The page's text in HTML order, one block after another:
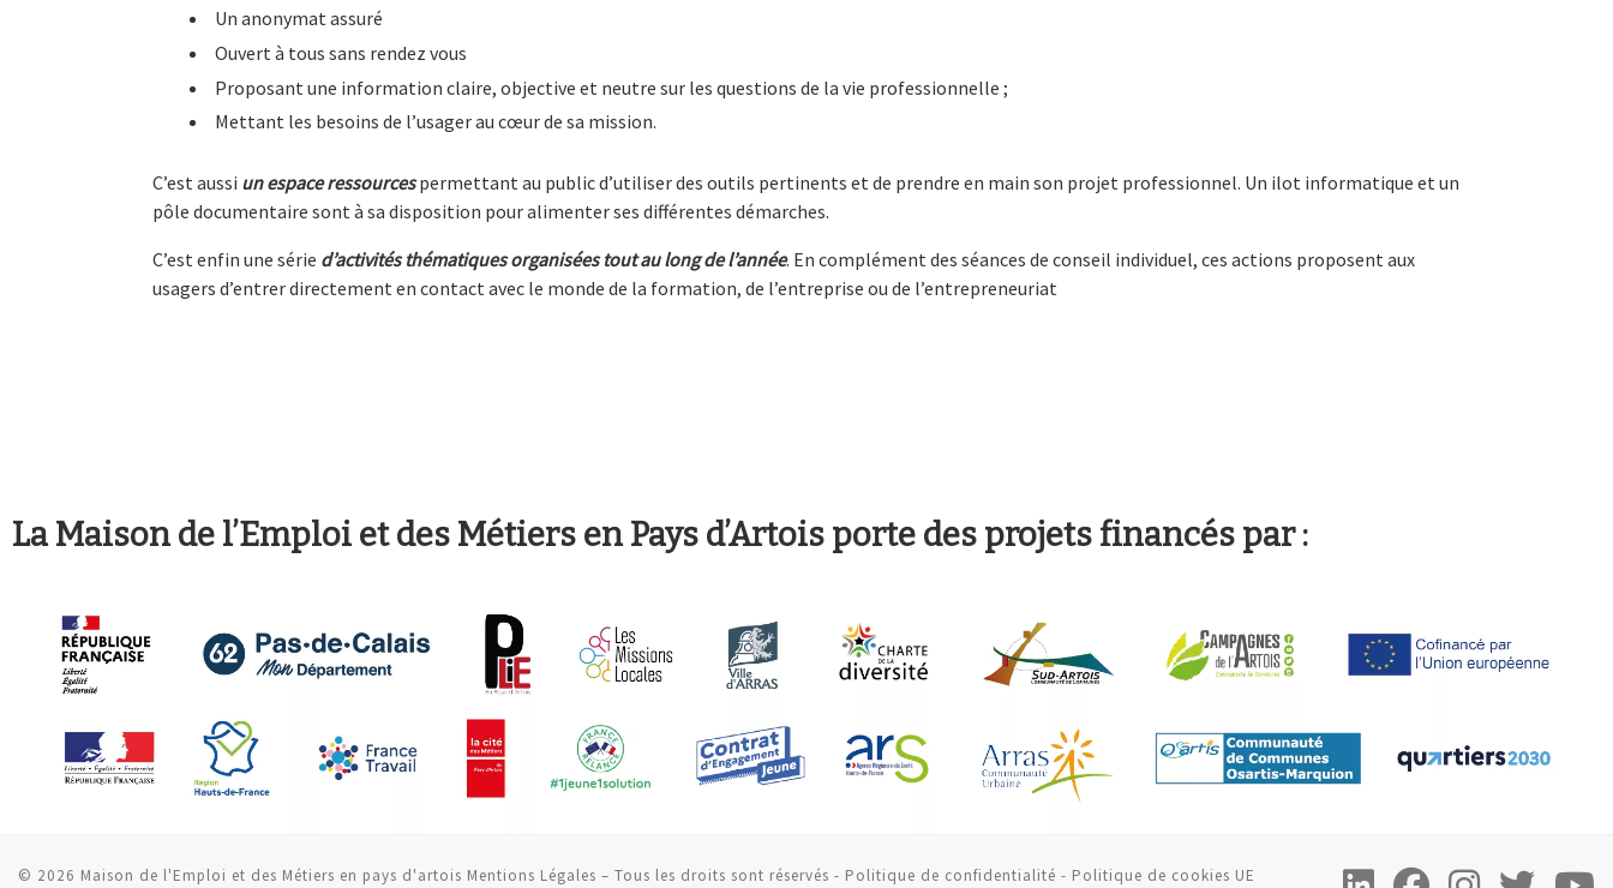
Un anonymat assuré
Ouvert à tous sans rendez vous
Proposant une information claire, objective et neutre sur les questions de la vie professionnelle ;
Mettant les besoins de l’usager au cœur de sa mission.
C’est aussi un espace ressourcespermettant au public d’utiliser des outils pertinents et de prendre en main son projet professionnel. Un ilot informatique et un
pôle documentaire sont à sa disposition pour alimenter ses différentes démarches.
C’est enfin une série d’activités thématiques organisées tout au long de l’année. En complément des séances de conseil individuel, ces actions proposent aux
usagers d’entrer directement en contact avec le monde de la formation, de l’entreprise ou de l’entrepreneuriat
La Maison de l’Emploi et des Métiers en Pays d’Artois porte des projets financés par :
© 2026 Maison de l'Emploi et des Métiers en pays d'artois Mentions Légales – Tous les droits sont réservés - Politique de confidentialité - Politique de cookies UE